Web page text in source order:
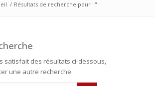
/ Résultats de recherche pour ""
satisfait des résultats ci-dessous,
une autre recherche.